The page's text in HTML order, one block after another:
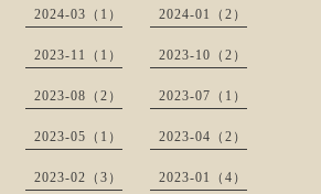
2024-03（1） 2024-01（2）
2023-11（1） 2023-10（2）
2023-08（2） 2023-07（1）
2023-05（1） 2023-04（2）
2023-02（3） 2023-01（4）